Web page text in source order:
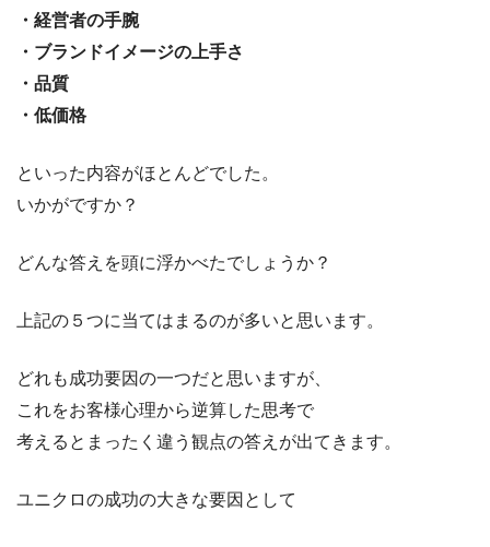
・経営者の手腕
・ブランドイメージの上手さ
・品質
・低価格
といった内容がほとんどでした。
いかがですか？
どんな答えを頭に浮かべたでしょうか？
上記の５つに当てはまるのが多いと思います。
どれも成功要因の一つだと思いますが、
これをお客様心理から逆算した思考で
考えるとまったく違う観点の答えが出てきます。
ユニクロの成功の大きな要因として